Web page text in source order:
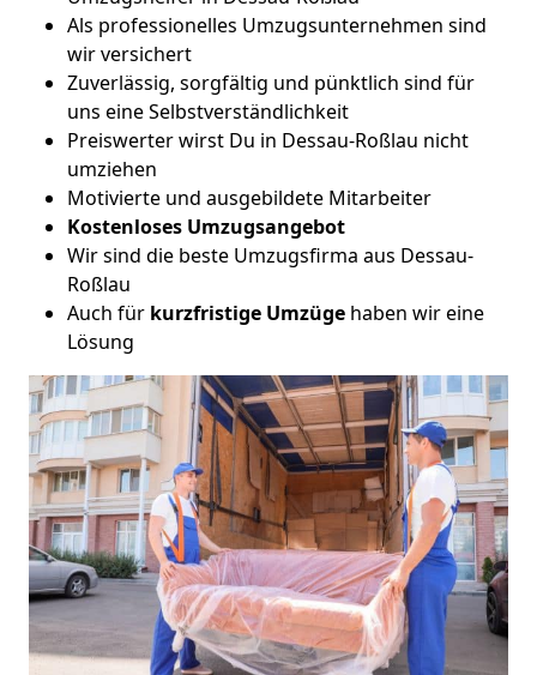
Als professionelles Umzugsunternehmen sind
wir versichert
Zuverlässig, sorgfältig und pünktlich sind für
uns eine Selbstverständlichkeit
Preiswerter wirst Du in Dessau-Roßlau nicht
umziehen
Motivierte und ausgebildete Mitarbeiter
Kostenloses Umzugsangebot
Wir sind die beste Umzugsfirma aus Dessau-
Roßlau
Auch für kurzfristige Umzüge haben wir eine
Lösung